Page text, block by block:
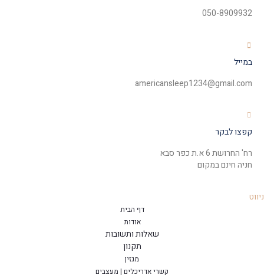
050-8909932
במייל
americansleep1234@gmail.com
קפצו לבקר
רח' החרושת 6 א.ת כפר סבא
חניה חינם במקום
ניווט
דף הבית
אודות
שאלות ותשובות
תקנון
מגזין
קשרי אדריכלים | מעצבים